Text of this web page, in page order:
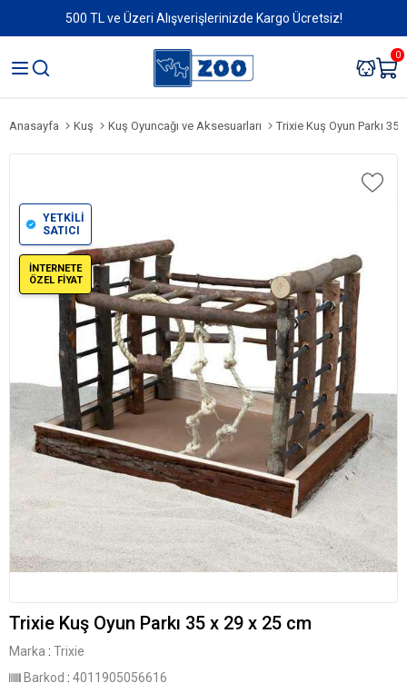
500 TL ve Üzeri Alışverişlerinizde Kargo Ücretsiz!
0
Anasayfa Kuş Kuş Oyuncağı ve Aksesuarları Trixie Kuş Oyun Parkı 35
YETKİLİ
SATICI
İNTERNETE
ÖZEL FİYAT
Trixie Kuş Oyun Parkı 35 x 29 x 25 cm
Marka : Trixie
Barkod : 4011905056616